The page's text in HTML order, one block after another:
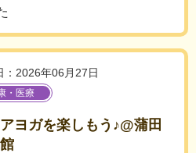
：2026年06月27日
・医療
ヨガを楽しもう♪@蒲田